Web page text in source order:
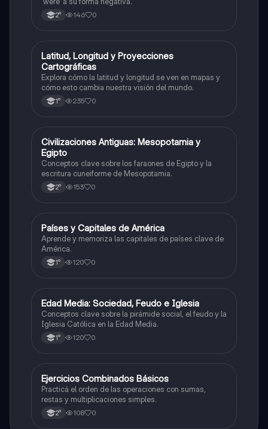
2° 146 0
LGeografía
Latitud, Longitud y Proyecciones
Cartográficas
Explora cómo la latitud y longitud se ven en mapas y
cómo esto cambia nuestra visión del mundo.
1° 235 0
CHistoria
Civilizaciones Antiguas: Mesopotamia y
Egipto
Conceptos clave sobre los faraones de Egipto y la
escritura cuneiforme de Mesopotamia.
2° 153 0
PGeografía
Países y Capitales de América
Aprende y memoriza las capitales de países clave de
América.
1° 120 0
EHistoria
Edad Media: Sociedad, Feudo e Iglesia
Conceptos clave sobre la pirámide social, el feudo y la
Iglesia Católica en la Edad Media.
1° 120 0
EMatemáticas
Ejercicios Combinados Básicos
Practicá el orden de las operaciones con sumas,
restas y multiplicaciones simples.
2° 108 0